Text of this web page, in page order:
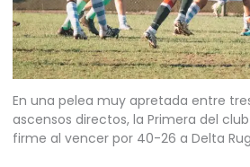
En una pelea muy apretada entre
ascensos directos, la Primera del
firme al vencer por 40-26 a Delta